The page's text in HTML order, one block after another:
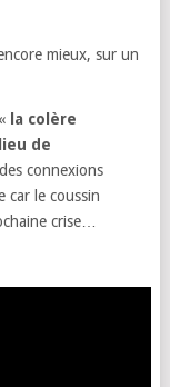
mieux, sur un
la colère
de
connexions
car le coussin
crise…